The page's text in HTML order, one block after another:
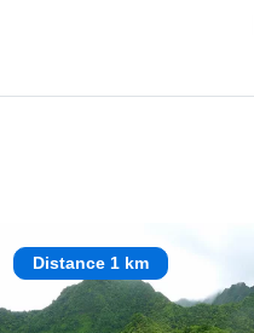
Distance 1 km